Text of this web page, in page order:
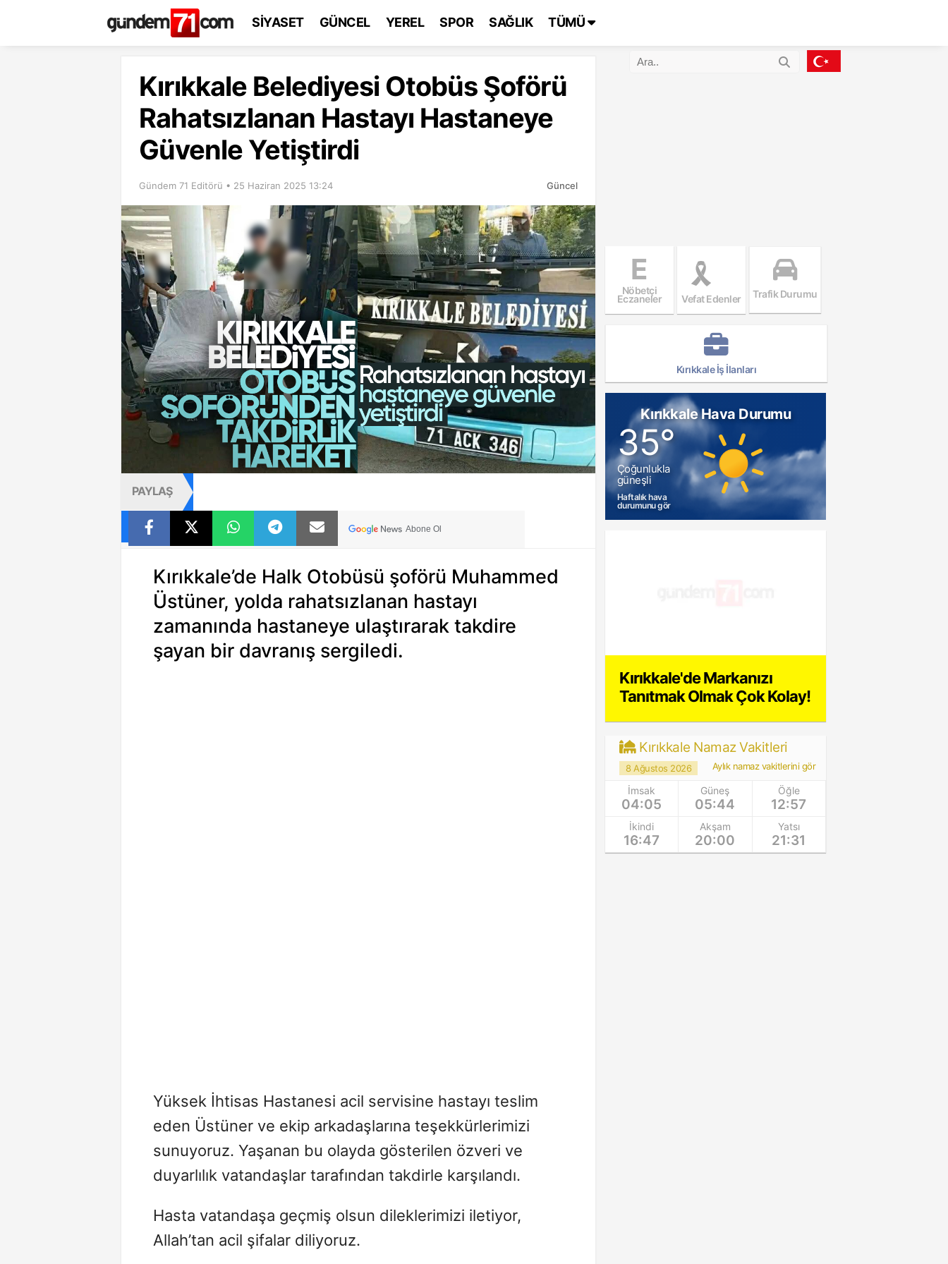
SİYASET GÜNCEL YEREL SPOR SAĞLIK TÜMÜ
Kırıkkale Belediyesi Otobüs Şoförü
Rahatsızlanan Hastayı Hastaneye
Güvenle Yetiştirdi
Gündem 71 Editörü • 25 Haziran 2025 13:24 Güncel
PAYLAŞ
Abone Ol
Kırıkkale’de Halk Otobüsü şoförü Muhammed
Üstüner, yolda rahatsızlanan hastayı
zamanında hastaneye ulaştırarak takdire
şayan bir davranış sergiledi.
Yüksek İhtisas Hastanesi acil servisine hastayı teslim
eden Üstüner ve ekip arkadaşlarına teşekkürlerimizi
sunuyoruz. Yaşanan bu olayda gösterilen özveri ve
duyarlılık vatandaşlar tarafından takdirle karşılandı.
Hasta vatandaşa geçmiş olsun dileklerimizi iletiyor,
Allah’tan acil şifalar diliyoruz.
E
Nöbetçi
Eczaneler Vefat Edenler Trafik Durumu
Kırıkkale İş İlanları
Kırıkkale Hava Durumu
35°
Çoğunlukla
güneşli
Haftalık hava
durumunu gör
Kırıkkale'de Markanızı
Tanıtmak Olmak Çok Kolay!
Kırıkkale Namaz Vakitleri
8 Ağustos 2026 Aylık namaz vakitlerini gör
İmsak
04:05
Güneş
05:44
Öğle
12:57
İkindi
16:47
Akşam
20:00
Yatsı
21:31